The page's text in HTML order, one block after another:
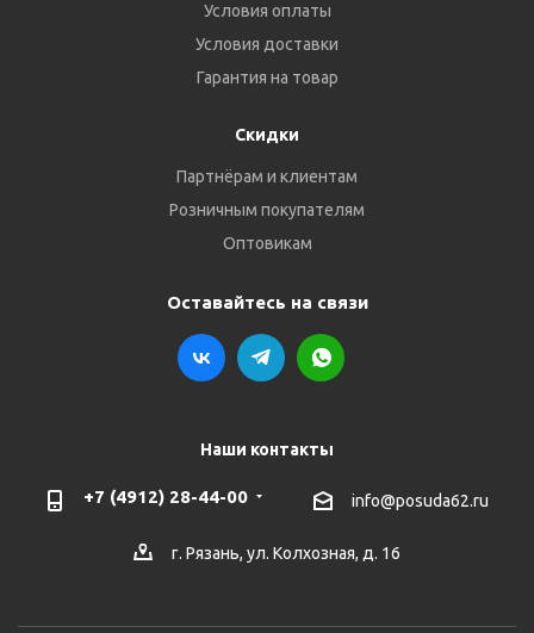
Условия оплаты
Условия доставки
Гарантия на товар
Скидки
Партнёрам и клиентам
Розничным покупателям
Оптовикам
Оставайтесь на связи
Наши контакты
+7 (4912) 28-44-00 info@posuda62.ru
г. Рязань, ул. Колхозная, д. 16